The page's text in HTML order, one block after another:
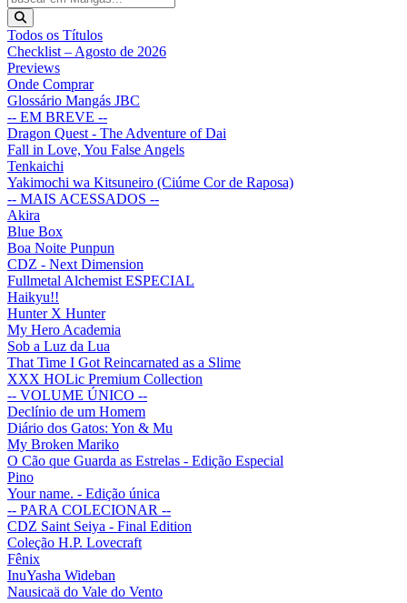
Todos os Títulos
Checklist – Agosto de 2026
Previews
Onde Comprar
Glossário Mangás JBC
-- EM BREVE --
Dragon Quest - The Adventure of Dai
Fall in Love, You False Angels
Tenkaichi
Yakimochi wa Kitsuneiro (Ciúme Cor de Raposa)
-- MAIS ACESSADOS --
Akira
Blue Box
Boa Noite Punpun
CDZ - Next Dimension
Fullmetal Alchemist ESPECIAL
Haikyu!!
Hunter X Hunter
My Hero Academia
Sob a Luz da Lua
That Time I Got Reincarnated as a Slime
XXX HOLic Premium Collection
-- VOLUME ÚNICO --
Declínio de um Homem
Diário dos Gatos: Yon & Mu
My Broken Mariko
O Cão que Guarda as Estrelas - Edição Especial
Pino
Your name. - Edição única
-- PARA COLECIONAR --
CDZ Saint Seiya - Final Edition
Coleção H.P. Lovecraft
Fênix
InuYasha Wideban
Nausicaä do Vale do Vento